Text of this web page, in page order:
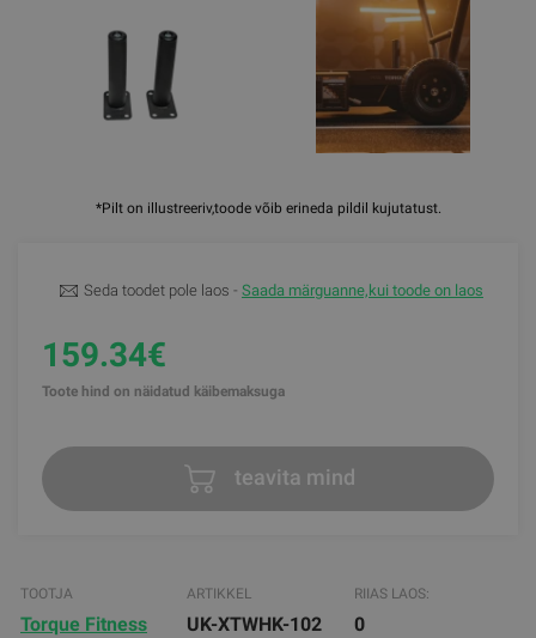
*Pilt on illustreeriv,toode võib erineda pildil kujutatust.
Seda toodet pole laos - Saada märguanne,kui toode on laos
159.34€
Toote hind on näidatud käibemaksuga
teavita mind
TOOTJA
Torque Fitness
ARTIKKEL
UK-XTWHK-102
RIIAS LAOS:
0